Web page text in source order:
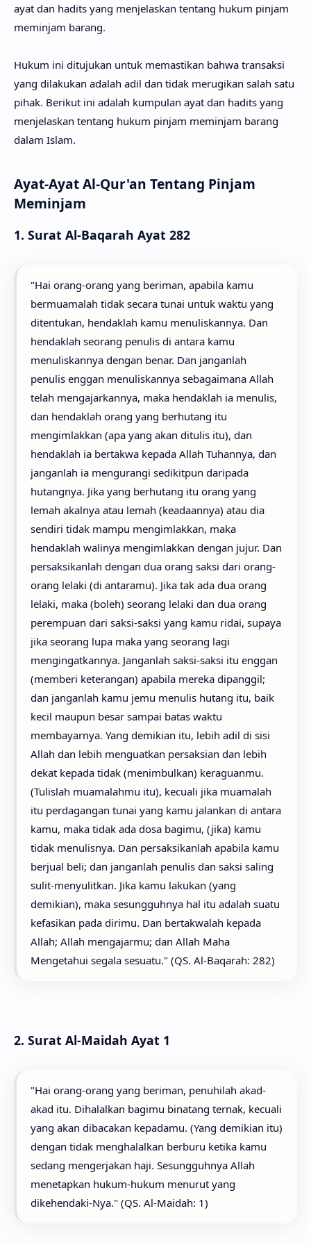
ayat dan hadits yang menjelaskan tentang hukum pinjam
meminjam barang.
Hukum ini ditujukan untuk memastikan bahwa transaksi
yang dilakukan adalah adil dan tidak merugikan salah satu
pihak. Berikut ini adalah kumpulan ayat dan hadits yang
menjelaskan tentang hukum pinjam meminjam barang
dalam Islam.
Ayat-Ayat Al-Qur'an Tentang Pinjam
Meminjam
1. Surat Al-Baqarah Ayat 282
"Hai orang-orang yang beriman, apabila kamu
bermuamalah tidak secara tunai untuk waktu yang
ditentukan, hendaklah kamu menuliskannya. Dan
hendaklah seorang penulis di antara kamu
menuliskannya dengan benar. Dan janganlah
penulis enggan menuliskannya sebagaimana Allah
telah mengajarkannya, maka hendaklah ia menulis,
dan hendaklah orang yang berhutang itu
mengimlakkan (apa yang akan ditulis itu), dan
hendaklah ia bertakwa kepada Allah Tuhannya, dan
janganlah ia mengurangi sedikitpun daripada
hutangnya. Jika yang berhutang itu orang yang
lemah akalnya atau lemah (keadaannya) atau dia
sendiri tidak mampu mengimlakkan, maka
hendaklah walinya mengimlakkan dengan jujur. Dan
persaksikanlah dengan dua orang saksi dari orang-
orang lelaki (di antaramu). Jika tak ada dua orang
lelaki, maka (boleh) seorang lelaki dan dua orang
perempuan dari saksi-saksi yang kamu ridai, supaya
jika seorang lupa maka yang seorang lagi
mengingatkannya. Janganlah saksi-saksi itu enggan
(memberi keterangan) apabila mereka dipanggil;
dan janganlah kamu jemu menulis hutang itu, baik
kecil maupun besar sampai batas waktu
membayarnya. Yang demikian itu, lebih adil di sisi
Allah dan lebih menguatkan persaksian dan lebih
dekat kepada tidak (menimbulkan) keraguanmu.
(Tulislah muamalahmu itu), kecuali jika muamalah
itu perdagangan tunai yang kamu jalankan di antara
kamu, maka tidak ada dosa bagimu, (jika) kamu
tidak menulisnya. Dan persaksikanlah apabila kamu
berjual beli; dan janganlah penulis dan saksi saling
sulit-menyulitkan. Jika kamu lakukan (yang
demikian), maka sesungguhnya hal itu adalah suatu
kefasikan pada dirimu. Dan bertakwalah kepada
Allah; Allah mengajarmu; dan Allah Maha
Mengetahui segala sesuatu." (QS. Al-Baqarah: 282)
2. Surat Al-Maidah Ayat 1
"Hai orang-orang yang beriman, penuhilah akad-
akad itu. Dihalalkan bagimu binatang ternak, kecuali
yang akan dibacakan kepadamu. (Yang demikian itu)
dengan tidak menghalalkan berburu ketika kamu
sedang mengerjakan haji. Sesungguhnya Allah
menetapkan hukum-hukum menurut yang
dikehendaki-Nya." (QS. Al-Maidah: 1)